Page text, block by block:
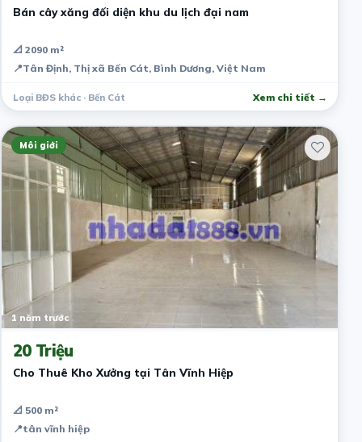
Bán cây xăng đối diện khu du lịch đại nam
📐 2090 m²
📍Tân Định, Thị xã Bến Cát, Bình Dương, Việt Nam
Loại BĐS khác · Bến Cát Xem chi tiết →
Môi giới
1 năm trước
20 Triệu
Cho Thuê Kho Xưởng tại Tân Vĩnh Hiệp
📐 500 m²
📍tân vĩnh hiệp